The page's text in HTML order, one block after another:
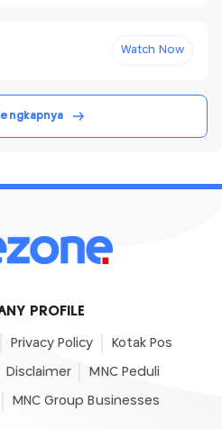
Watch Now
PROFILE
Privacy Policy Kotak Pos
Disclaimer MNC Peduli
MNC Group Businesses